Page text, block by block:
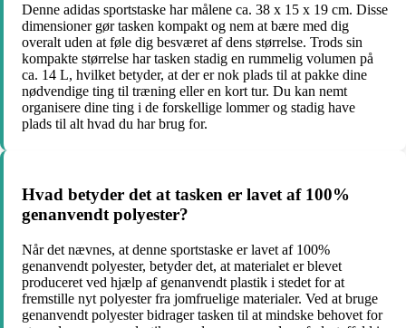
Denne adidas sportstaske har målene ca. 38 x 15 x 19 cm. Disse
dimensioner gør tasken kompakt og nem at bære med dig
overalt uden at føle dig besværet af dens størrelse. Trods sin
kompakte størrelse har tasken stadig en rummelig volumen på
ca. 14 L, hvilket betyder, at der er nok plads til at pakke dine
nødvendige ting til træning eller en kort tur. Du kan nemt
organisere dine ting i de forskellige lommer og stadig have
plads til alt hvad du har brug for.
Hvad betyder det at tasken er lavet af 100%
genanvendt polyester?
Når det nævnes, at denne sportstaske er lavet af 100%
genanvendt polyester, betyder det, at materialet er blevet
produceret ved hjælp af genanvendt plastik i stedet for at
fremstille nyt polyester fra jomfruelige materialer. Ved at bruge
genanvendt polyester bidrager tasken til at mindske behovet for